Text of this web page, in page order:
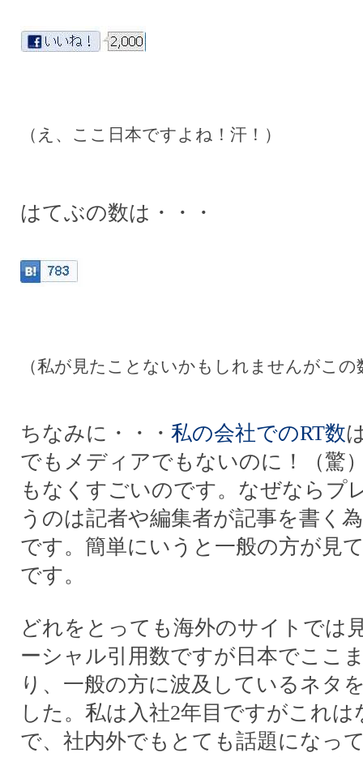
（え、ここ日本ですよね！汗！）
はてぶの数は・・・
（私が見たことないかもしれませんがこの
ちなみに・・・ 私の会社でのRT数
でもメディアでもないのに！（驚
もなくすごいのです。なぜならプ
うのは記者や編集者が記事を書く
です。簡単にいうと一般の方が見
です。
どれをとっても海外のサイトでは
ーシャル引用数ですが日本でここ
り、一般の方に波及しているネタ
した。私は入社2年目ですがこれ
で、社内外でもとても話題になっ